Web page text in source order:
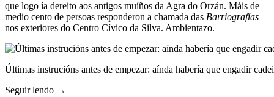
que logo ía dereito aos antigos muíños da Agra do Orzán. Máis de
medio cento de persoas responderon a chamada das Barriografías
nos exteriores do Centro Cívico da Silva. Ambientazo.
Últimas instrucións antes de empezar: aínda habería que engadir
Seguir lendo →